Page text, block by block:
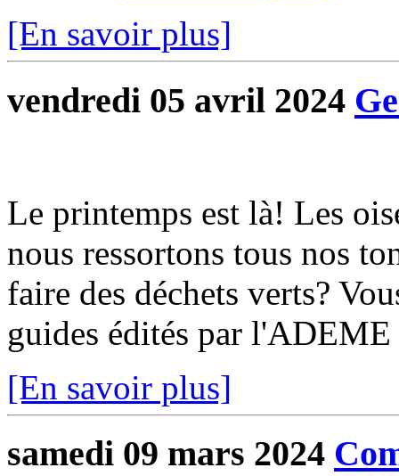
[En savoir plus]
vendredi 05 avril 2024
Le printemps est là! Les
nous ressortons tous nos
faire des déchets verts?
guides édités par
[En savoir plus]
samedi 09 mars 2024